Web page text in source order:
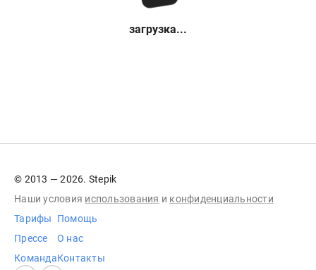
загрузка...
© 2013 — 2026. Stepik
Наши условия использования и конфиденциальности
Тарифы
Прессе
Команда
Помощь
О нас
Контакты